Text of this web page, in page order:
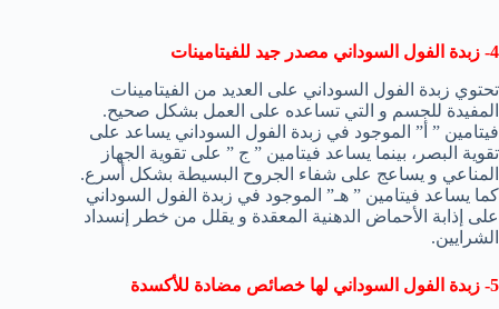
4- زبدة الفول السوداني مصدر جيد للفيتامينات
تحتوي زبدة الفول السوداني على العديد من الفيتامينات
المفيدة للجسم و التي تساعده على العمل بشكل صحيح.
فيتامين ” أ” الموجود في زبدة الفول السوداني يساعد على
تقوية البصر، بينما يساعد فيتامين ” ج ” على تقوية الجهاز
المناعي و يساعج على شفاء الجروح البسيطة بشكل أسرع.
كما يساعد فيتامين ” هـ” الموجود في زبدة الفول السوداني
على إذابة الأحماض الدهنية المعقدة و يقلل من خطر إنسداد
الشرايين.
5- زبدة الفول السوداني لها خصائص مضادة للأكسدة